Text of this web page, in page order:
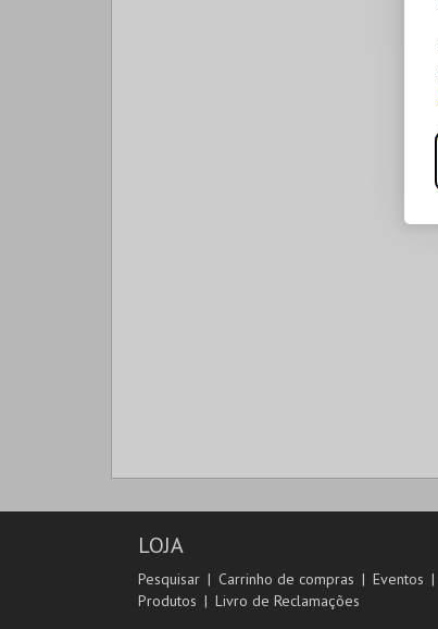
LOJA
Pesquisar Carrinho de compras Eventos
Produtos
Livro de Reclamações